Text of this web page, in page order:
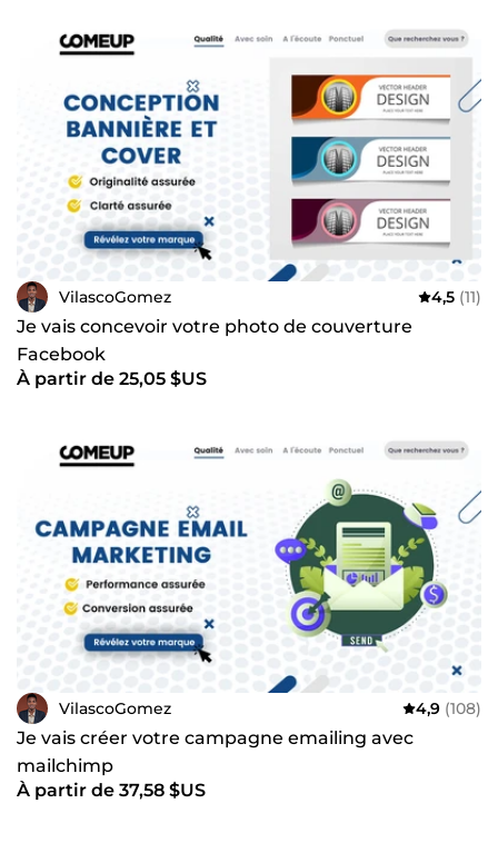
VilascoGomez 4,5 (11)
Je vais concevoir votre photo de couverture
Facebook
À partir de 25,05 $US
VilascoGomez 4,9 (108)
Je vais créer votre campagne emailing avec
mailchimp
À partir de 37,58 $US